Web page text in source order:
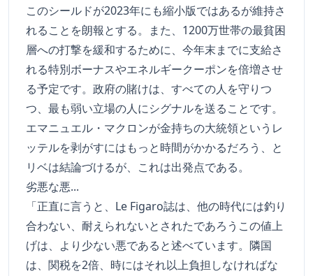
このシールドが2023年にも縮小版ではあるが維持さ
れることを朗報とする。また、1200万世帯の最貧困
層への打撃を緩和するために、今年末までに支給さ
れる特別ボーナスやエネルギークーポンを倍増させ
る予定です。政府の賭けは、すべての人を守りつ
つ、最も弱い立場の人にシグナルを送ることです。
エマニュエル・マクロンが金持ちの大統領というレ
ッテルを剥がすにはもっと時間がかかるだろう、と
リベは結論づけるが、これは出発点である。
劣悪な悪...
「正直に言うと、Le Figaro誌は、他の時代には釣り
合わない、耐えられないとされたであろうこの値上
げは、より少ない悪であると述べています。隣国
は、関税を2倍、時にはそれ以上負担しなければな